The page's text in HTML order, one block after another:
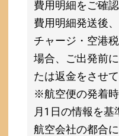
費用明細をご確認
費用明細発送後
チャージ・空港
場合、ご出発前
たは返金をさせ
※航空便の発着
月1日の情報を基
航空会社の都合